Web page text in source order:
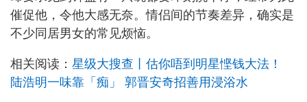
催促他，令他大感无奈。情侣间的节奏差异，确实是
不少同居男女的常见烦恼。
相关阅读： 星级大搜查丨估你唔到明星悭钱大法！
陆浩明一味靠「痴」 郭晋安奇招善用浸浴水